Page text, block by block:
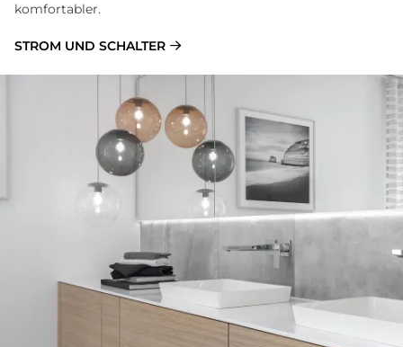
komfortabler.
STROM UND SCHALTER